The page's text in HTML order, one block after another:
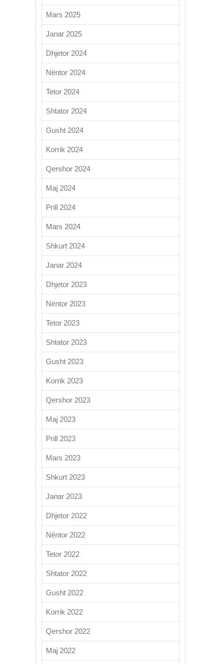
Mars 2025
Janar 2025
Dhjetor 2024
Nëntor 2024
Tetor 2024
Shtator 2024
Gusht 2024
Korrik 2024
Qershor 2024
Maj 2024
Prill 2024
Mars 2024
Shkurt 2024
Janar 2024
Dhjetor 2023
Nëntor 2023
Tetor 2023
Shtator 2023
Gusht 2023
Korrik 2023
Qershor 2023
Maj 2023
Prill 2023
Mars 2023
Shkurt 2023
Janar 2023
Dhjetor 2022
Nëntor 2022
Tetor 2022
Shtator 2022
Gusht 2022
Korrik 2022
Qershor 2022
Maj 2022